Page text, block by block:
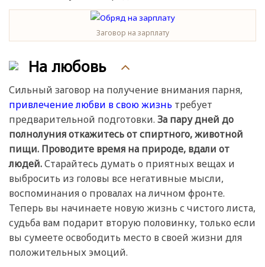
Заговор на зарплату
На любовь
Сильный заговор на получение внимания парня,
привлечение любви в свою жизнь требует
предварительной подготовки. За пару дней до
полнолуния откажитесь от спиртного, животной
пищи. Проводите время на природе, вдали от
людей.Старайтесь думать о приятных вещах и
выбросить из головы все негативные мысли,
воспоминания о провалах на личном фронте.
Теперь вы начинаете новую жизнь с чистого листа,
судьба вам подарит вторую половинку, только если
вы сумеете освободить место в своей жизни для
положительных эмоций.